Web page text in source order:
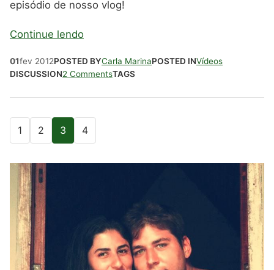
episódio de nosso vlog!
Continue lendo
01fev 2012POSTED BYCarla MarinaPOSTED INVídeos
DISCUSSION2 CommentsTAGS
1 2 3 4